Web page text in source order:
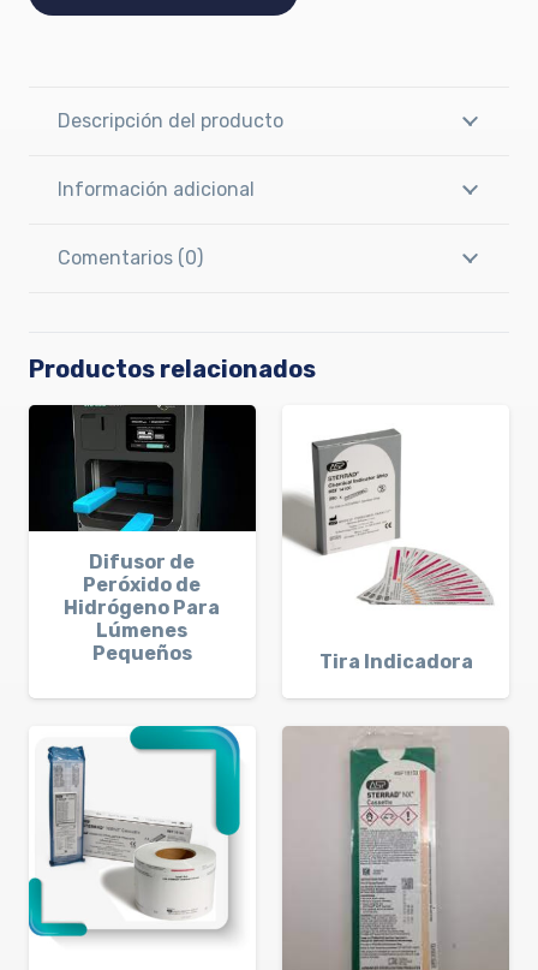
Descripción del producto
Información adicional
Comentarios (0)
Productos relacionados
Difusor de
Peróxido de
Hidrógeno Para
Lúmenes
Pequeños
Tira Indicadora